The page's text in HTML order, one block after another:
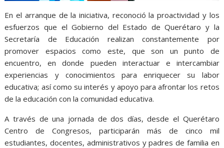
En el arranque de la iniciativa, reconoció la proactividad y los
esfuerzos que el Gobierno del Estado de Querétaro y la
Secretaría de Educación realizan constantemente por
promover espacios como este, que son un punto de
encuentro, en donde pueden interactuar e intercambiar
experiencias y conocimientos para enriquecer su labor
educativa; así como su interés y apoyo para afrontar los retos
de la educación con la comunidad educativa.
A través de una jornada de dos días, desde el Querétaro
Centro de Congresos, participarán más de cinco mil
estudiantes, docentes, administrativos y padres de familia en